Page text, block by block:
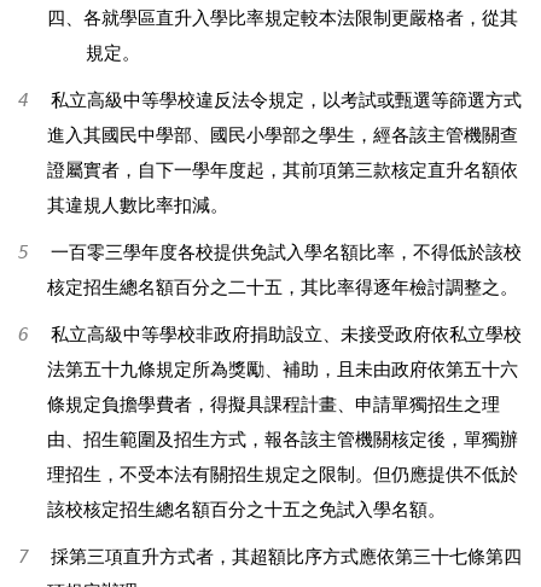
四、各就學區直升入學比率規定較本法限制更嚴格者，從其
規定。
4 私立高級中等學校違反法令規定，以考試或甄選等篩選方式
進入其國民中學部、國民小學部之學生，經各該主管機關查
證屬實者，自下一學年度起，其前項第三款核定直升名額依
其違規人數比率扣減。
5 一百零三學年度各校提供免試入學名額比率，不得低於該校
核定招生總名額百分之二十五，其比率得逐年檢討調整之。
6 私立高級中等學校非政府捐助設立、未接受政府依私立學校
法第五十九條規定所為獎勵、補助，且未由政府依第五十六
條規定負擔學費者，得擬具課程計畫、申請單獨招生之理
由、招生範圍及招生方式，報各該主管機關核定後，單獨辦
理招生，不受本法有關招生規定之限制。但仍應提供不低於
該校核定招生總名額百分之十五之免試入學名額。
7 採第三項直升方式者，其超額比序方式應依第三十七條第四